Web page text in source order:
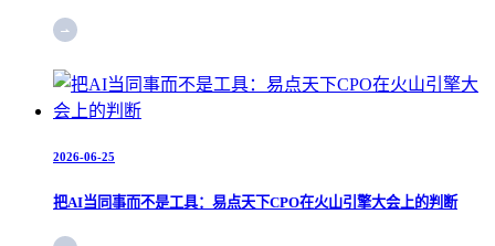
2026-06-25
把AI当同事而不是工具：易点天下CPO在火山引擎大会上的判断